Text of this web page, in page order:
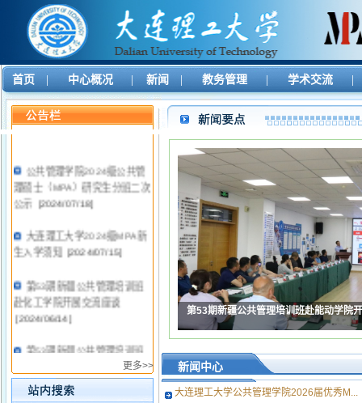
首页 | 中心概况 | 新闻 | 教务管理 | 学术交流 |
公共管理学院2024级公共管
理硕士（MPA）研究生分班二次
公示 [2024/07/18]
大连理工大学2024级MPA新
生入学须知
[2024/07/15]
第53期新疆公共管理培训班
赴化工学院开展交流座谈
[2024/06/14]
第53期新疆公共管理培训班
[2024/05/30]
更多>>
教指委专家谢佳宏做客学院MPA人才培
新闻中心
大连理工大学公共管理学院2026届优秀M...